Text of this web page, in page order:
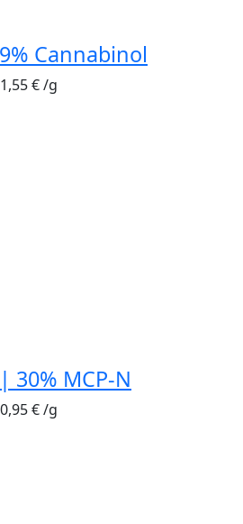
Cannabinol
1,55€/g
30% MCP-N
0,95€/g